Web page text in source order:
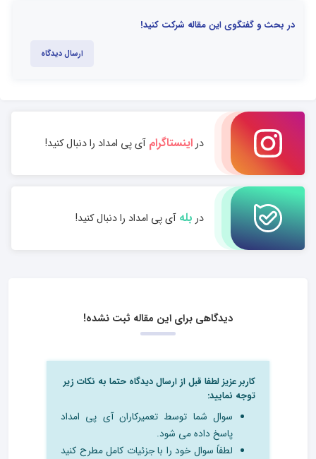
در بحث و گفتگوی این مقاله شرکت کنید!
ارسال دیدگاه
دراینستاگرامآی پی امداد را دنبال کنید!
در بلهآی پی امداد را دنبال کنید!
دیدگاهی برای این مقاله ثبت نشده!
کاربر عزیز لطفا قبل از ارسال دیدگاه حتما به نکات زیر
توجه نمایید:
سوال شما توسط تعمیرکاران آی پی امداد
پاسخ داده می شود.
لطفاً سوال خود را با جزئیات کامل مطرح کنید